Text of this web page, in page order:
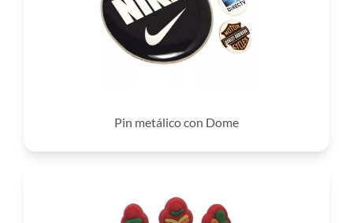
Pin metálico con Dome